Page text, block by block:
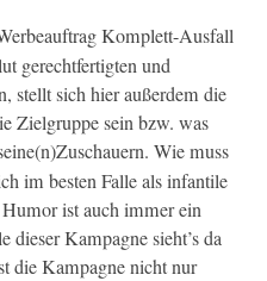
Kom­plett-Aus­fall
gerecht­fer­tigten und
stellt sich hier außer­dem die
Ziel­gruppe sein bzw. was
Wie muss
im besten Falle als infan­tile
ist auch immer ein
Kam­pagne sieht’s da
die Kam­pagne nicht nur